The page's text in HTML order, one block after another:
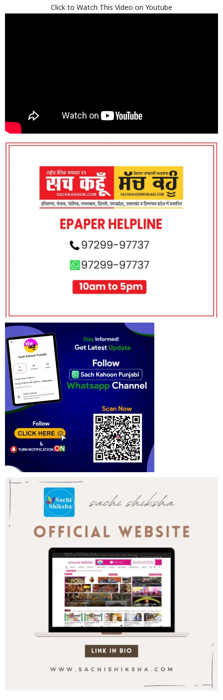
Click to Watch This Video on Youtube